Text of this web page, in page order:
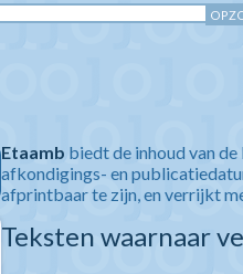
Etaamb biedt de inhoud van
afkondigings- en
afprintbaar te zijn, en verrijkt
Teksten waarnaar